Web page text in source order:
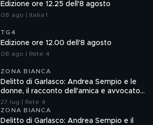
Edizione ore 12.25 dell'8 agosto
08 ago | Italia 1
TG4
Edizione ore 12.00 dell'8 agosto
08 ago | Rete 4
ZONA BIANCA
Delitto di Garlasco: Andrea Sempio e le
donne, il racconto dell'amica e avvocato
Angela Taccia
27 lug | Rete 4
ZONA BIANCA
Delitto di Garlasco: Andrea Sempio e il